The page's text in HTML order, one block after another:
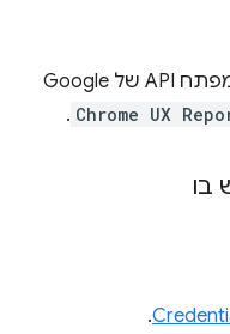
כדי להשתמש ב-CrUX API נדרש מפתח API של Google
Chrome UX
.
.